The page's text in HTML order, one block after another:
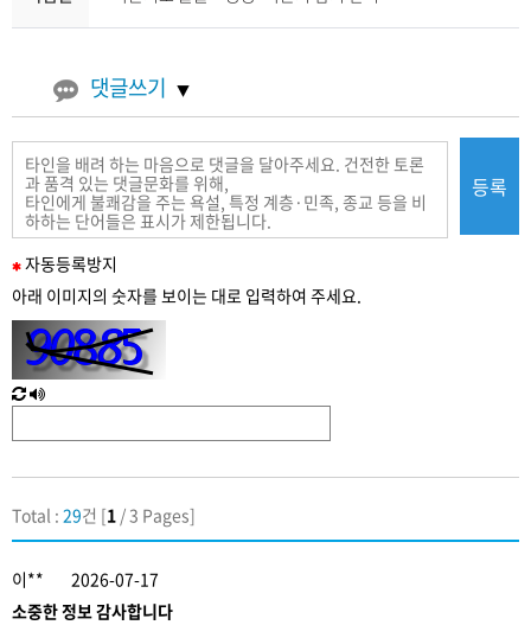
댓글쓰기
필
수
력
자동등록방지
아래 이미지의 숫자를 보이는 대로 입력하여 주세요.
새
로
침
한
글
성
등록
Total : 29건 [1 / 3 Pages]
이**
2026-07-17
소중한 정보 감사합니다